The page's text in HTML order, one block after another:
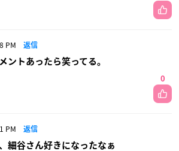
PM 返信
ントあったら笑ってる。
0
PM 返信
細谷さん好きになったなぁ